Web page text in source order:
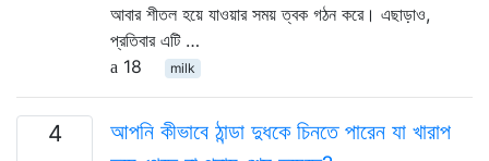
আবার শীতল হয়ে যাওয়ার সময় ত্বক গঠন করে। এছাড়াও,
প্রতিবার এটি …
18
milk
4
আপনি কীভাবে ঠান্ডা দুধকে চিনতে পারেন যা খারাপ